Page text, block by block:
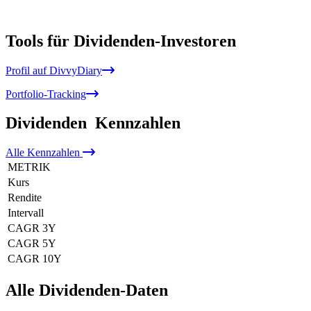
Tools für Dividenden-Investoren
Profil auf DivvyDiary
Portfolio-Tracking
Dividenden Kennzahlen
Alle Kennzahlen
METRIK
Kurs
Rendite
Intervall
CAGR 3Y
CAGR 5Y
CAGR 10Y
Alle Dividenden-Daten